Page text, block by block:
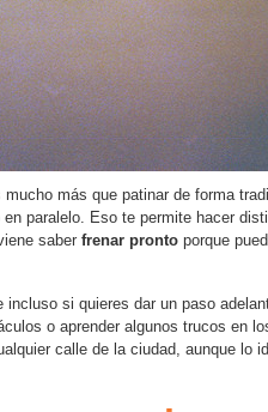
mucho más que patinar de forma
paralelo. Eso te permite hacer
saber frenar pronto porque
si quieres dar un paso
o aprender algunos trucos en
calle de la ciudad, aunque lo